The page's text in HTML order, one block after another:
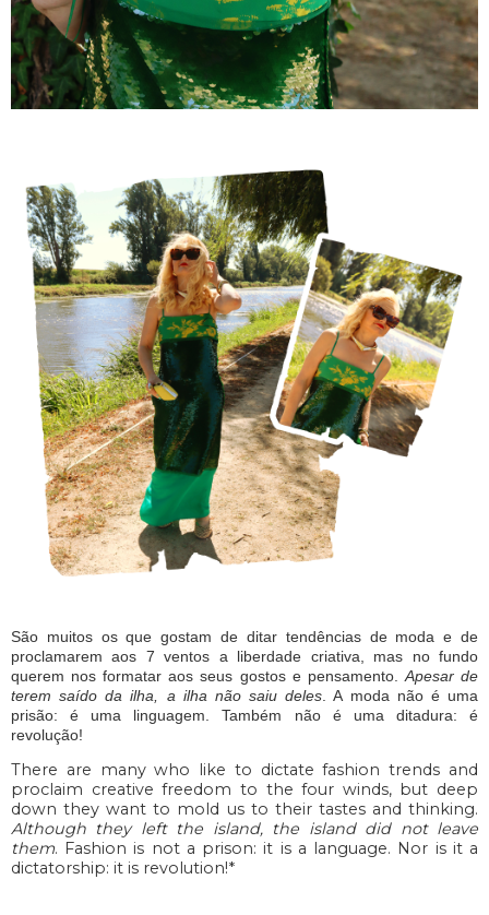
São muitos os que gostam de ditar tendências de moda e de
proclamarem aos 7 ventos a liberdade criativa, mas no fundo
querem nos formatar aos seus gostos e pensamento. Apesar de
terem saído da ilha, a ilha não saiu deles . A moda não é uma
prisão: é uma linguagem. Também não é uma ditadura: é
revolução!
There are many who like to dictate fashion trends and
proclaim creative freedom to the four winds, but deep
down they want to mold us to their tastes and thinking.
Although they left the island, the island did not leave
them. Fashion is not a prison: it is a language. Nor is it a
dictatorship: it is revolution!*